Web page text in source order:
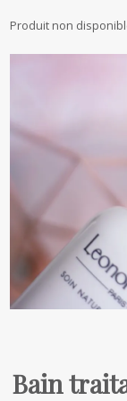
Produit non
Bain